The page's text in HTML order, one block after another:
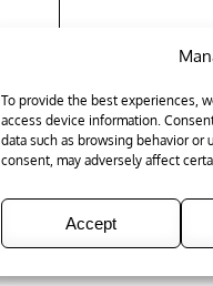
To provide the best experiences,
access device information.
data such as browsing behavior
consent, may adversely affect
Accept